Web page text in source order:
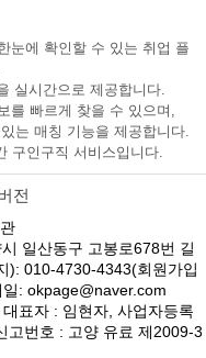
눈에 확인할 수 있는 취업 플
실시간으로 제공합니다.
를 빠르게 찾을 수 있으며,
는 매칭 기능을 제공합니다.
구인구직 서비스입니다.
전
일산동구 고봉로678번 길
): 010-4730-4343(회원가입
: okpage@naver.com
표자 : 임현자, 사업자등록
고번호 : 고양 유료 제2009-3